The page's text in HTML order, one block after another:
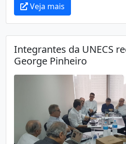
Veja mais
Integrantes da UNECS
George Pinheiro